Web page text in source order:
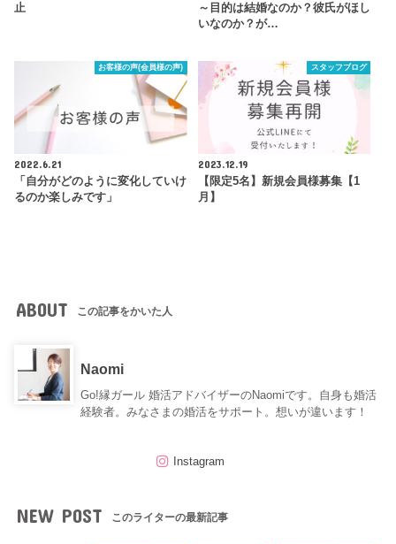
止
～目的は結婚なのか？彼氏がほし
いなのか？が…
お客様の声(会員様の声)
2022.6.21
「自分がどのように変化していけ
るのか楽しみです」
スタッフブログ
2023.12.19
【限定5名】新規会員様募集【1
月】
ABOUT この記事をかいた人
Naomi
Go!縁ガール 婚活アドバイザーのNaomiです。自身も婚活
経験者。みなさまの婚活をサポート。想いが違います！
Instagram
NEW POST このライターの最新記事